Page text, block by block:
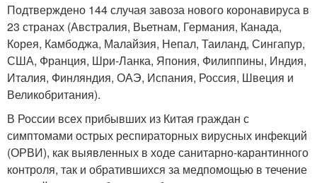
Подтверждено 144 случая завоза нового коронавируса в
23 странах (Австралия, Вьетнам, Германия, Канада,
Корея, Камбоджа, Малайзия, Непал, Таиланд, Сингапур,
США, Франция, Шри-Ланка, Япония, Филиппины, Индия,
Италия, Финляндия, ОАЭ, Испания, Россия, Швеция и
Великобритания).
В России всех прибывших из Китая граждан с
симптомами острых респираторных вирусных инфекций
(ОРВИ), как выявленных в ходе санитарно-карантинного
контроля, так и обратившихся за медпомощью в течение